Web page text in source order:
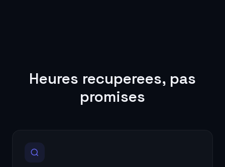
Heures recuperees, pas
promises